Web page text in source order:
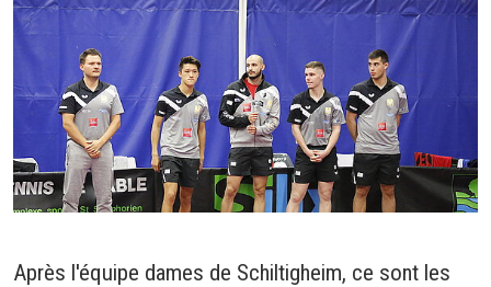
Après l'équipe dames de Schiltigheim, ce sont les